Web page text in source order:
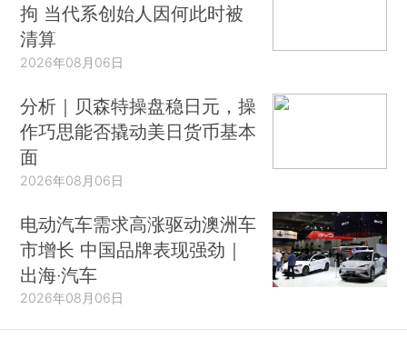
拘 当代系创始人因何此时被
清算
2026年08月06日
分析｜贝森特操盘稳日元，操
作巧思能否撬动美日货币基本
面
2026年08月06日
电动汽车需求高涨驱动澳洲车
市增长 中国品牌表现强劲｜
出海·汽车
2026年08月06日